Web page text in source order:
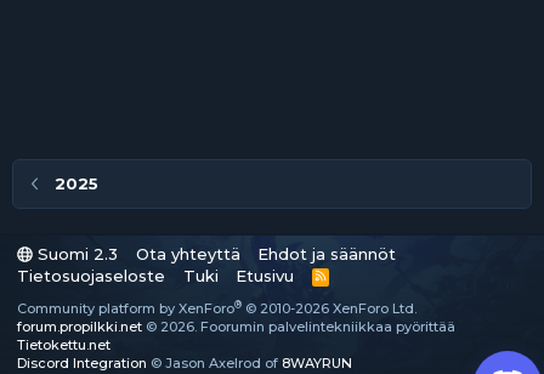
2025
Suomi 2.3 Ota yhteyttä
Ehdot ja säännöt
Tietosuojaseloste
Tuki Etusivu
R
S
S
Community platform by XenForo® © 2010-2026 XenForo Ltd.
forum.propilkki.net © 2026. Foorumin palvelintekniikkaa pyörittää
Tietokettu.net
Discord Integration © Jason Axelrod of 8WAYRUN